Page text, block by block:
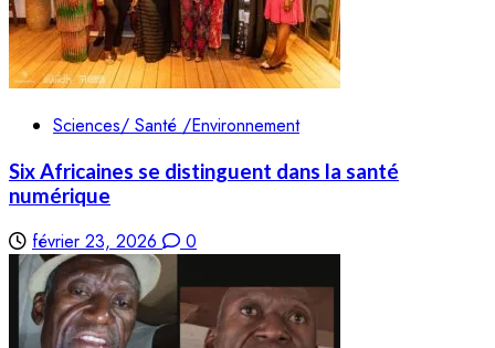
Sciences/ Santé /Environnement
Six Africaines se distinguent dans la santé
numérique
février 23, 2026 0